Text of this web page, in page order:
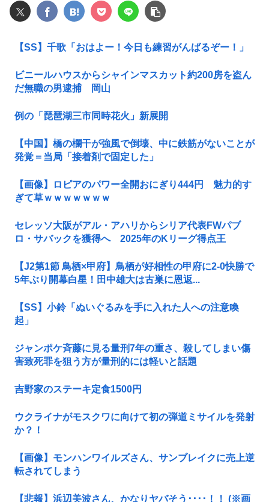
【SS】千歌「おはよー！今日も練習がんばるぞー！」
ビニールハウスからシャインマスカット約200房を盗ん
だ無職の男逮捕 岡山
例の「琵琶湖三市同時花火」新展開
【中国】橋の欄干が強風で倒壊、中に鉄筋がないことが
発覚＝当局「接着剤で固定した」
【画像】ロピアのパワー全開おにぎり444円 魅力的す
ぎて草ｗｗｗｗｗｗｗ
セレッソ大阪がアル・アハリからシリア代表FWパブ
ロ・サバックを獲得へ 2025年のKリーグ得点王
【J2第1節 鳥栖×甲府】鳥栖が好相性の甲府に2-0快勝で
5年ぶり開幕白星！田中雄大は古巣に恩返...
【SS】小鈴「ぬいぐるみを手に入れた人への注意喚
起」
ジャンポケ斉藤に見る量刑7年の重さ、殺してしまい傷
害致死罪を狙う方が量刑的には軽いと話題
吉野家のステーキ定食1500円
ウクライナがモスクワに向けて初の弾道ミサイルを発射
か？！
【画像】モンハンワイルズさん、サンブレイクに売上逆
転されてしまう
【悲報】浜辺美波さん、かなりヤバそう････！！ (※画